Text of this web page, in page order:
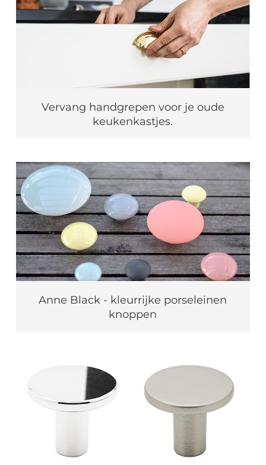
Vervang handgrepen voor je oude
keukenkastjes.
Anne Black - kleurrijke porseleinen
knoppen